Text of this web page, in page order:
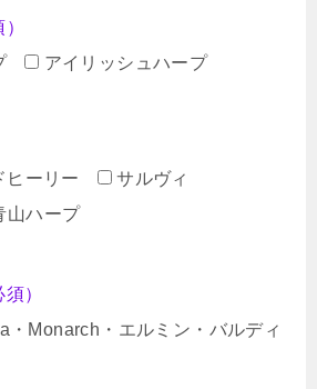
アイリッシュハープ
ヒーリー
サルヴィ
山ハープ
須）
Monarch・エルミン・バルディ